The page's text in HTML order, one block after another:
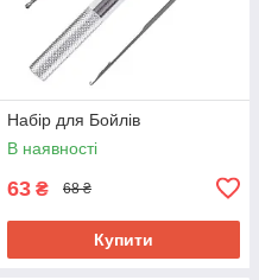
Набір для Бойлів
В наявності
63 ₴ 68 ₴
Купити